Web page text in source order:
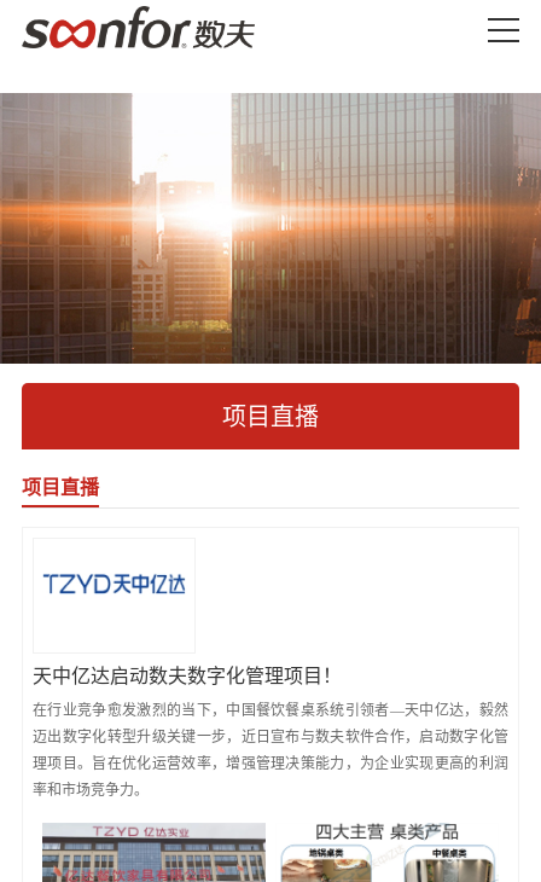
项目直播
项目直播
天中亿达启动数夫数字化管理项目！
在行业竞争愈发激烈的当下，中国餐饮餐桌系统引领者—天中亿达，毅然
迈出数字化转型升级关键一步，近日宣布与数夫软件合作，启动数字化管
理项目。旨在优化运营效率，增强管理决策能力，为企业实现更高的利润
率和市场竞争力。